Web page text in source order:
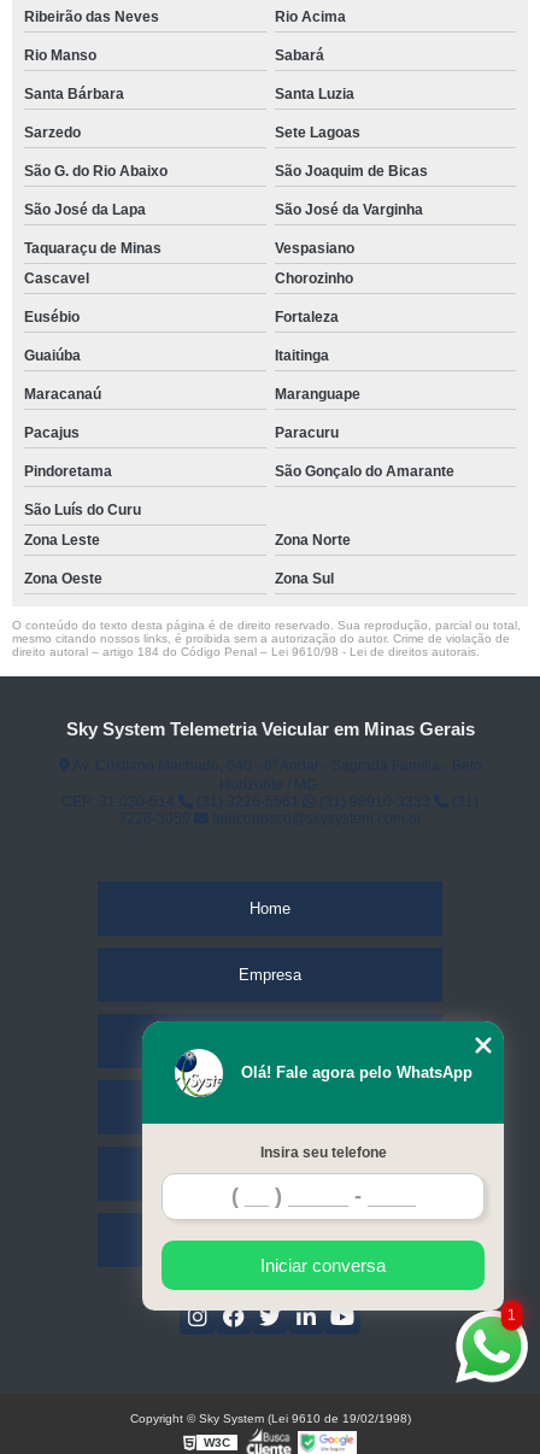
Ribeirão das Neves Rio Acima
Rio Manso Sabará
Santa Bárbara Santa Luzia
Sarzedo Sete Lagoas
São G. do Rio Abaixo São Joaquim de Bicas
São José da Lapa São José da Varginha
Taquaraçu de Minas
Vespasiano
Cascavel
Chorozinho
Eusébio Fortaleza
Guaiúba Itaitinga
Maracanaú Maranguape
Pacajus Paracuru
Pindoretama São Gonçalo do Amarante
São Luís do Curu
Zona Leste
Zona Norte
Zona Oeste Zona Sul
O conteúdo do texto desta página é de direito reservado. Sua reprodução, parcial ou total,
mesmo citando nossos links, é proibida sem a autorização do autor. Crime de violação de
direito autoral – artigo 184 do Código Penal – Lei 9610/98 - Lei de direitos autorais
Sky System Telemetria Veicular em Minas Gerais
Home
Empresa
Contato
Mapa do site
1
Olá! Fale agora pelo WhatsApp
Insira seu telefone
Iniciar conversa
Copyright © Sky System (Lei 9610 de 19/02/1998)
W3C